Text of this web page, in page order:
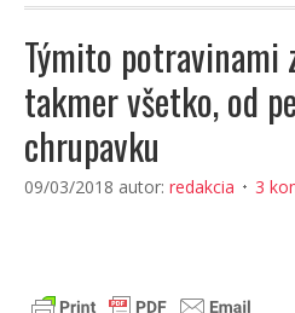
Týmito potravinami
takmer všetko, od
chrupavku
09/03/2018 autor: redakcia 3